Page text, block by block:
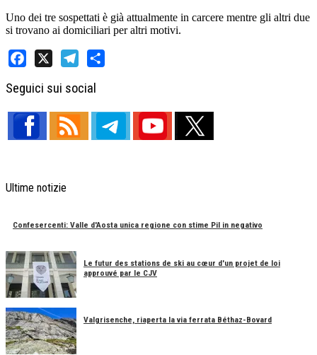
Uno dei tre sospettati è già attualmente in carcere mentre gli altri due
si trovano ai domiciliari per altri motivi.
Seguici sui social
Ultime notizie
Confesercenti: Valle d'Aosta unica regione con stime Pil in negativo
Le futur des stations de ski au cœur d'un projet de loi
approuvé par le CJV
Valgrisenche, riaperta la via ferrata Béthaz-Bovard